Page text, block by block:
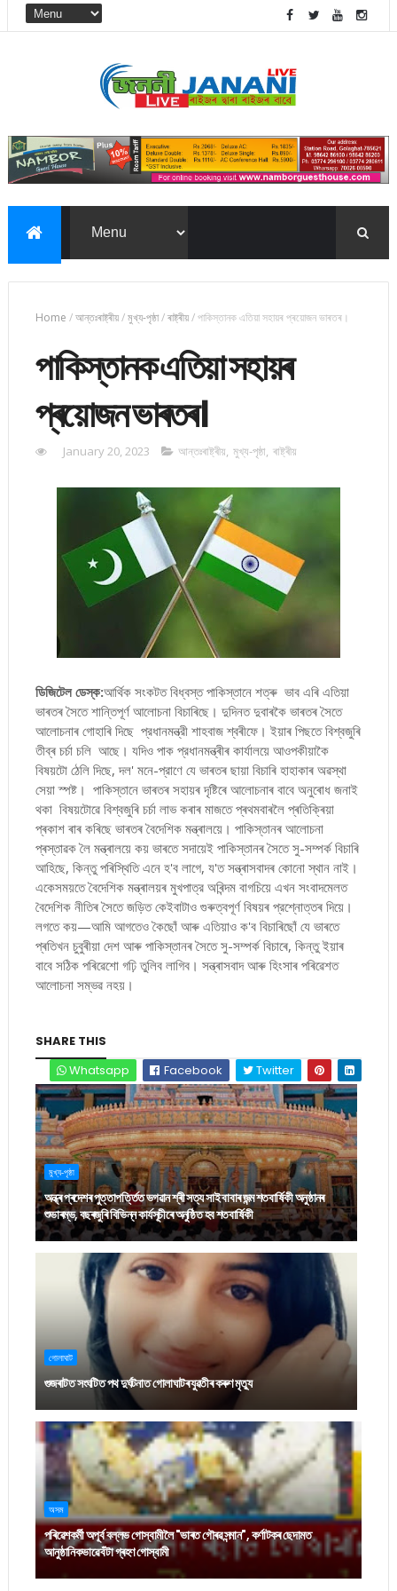
Home /আন্তঃৰাষ্ট্ৰীয়/মুখ্য-পৃষ্ঠা/ৰাষ্ট্ৰীয়/পাকিস্তানক এতিয়া সহায়ৰ প্ৰয়োজন ভাৰতৰ।
পাকিস্তানক এতিয়া সহায়ৰ
প্ৰয়োজন ভাৰতৰ।
January 20, 2023 আন্তঃৰাষ্ট্ৰীয় মুখ্য-পৃষ্ঠা ৰাষ্ট্ৰীয়
ডিজিটেল ডেস্ক:আর্থিক সংকটত বিধ্বস্ত পাকিস্তানে শত্ৰু ভাব এৰি এতিয়া
ভাৰতৰ সৈতে শান্তিপূর্ণ আলোচনা বিচাৰিছে। দুদিনত দুবাৰকৈ ভাৰতৰ সৈতে
আলোচনাৰ গোহাৰি দিছে প্রধানমন্ত্রী শাহবাজ শ্বৰীফে। ইয়াৰ পিছতে বিশ্বজুৰি
তীব্ৰ চৰ্চা চলি আছে। যদিও পাক প্রধানমন্ত্ৰীৰ কাৰ্যালয়ে আওপকীয়াকৈ
বিষয়টো ঠেলি দিছে, দল' মনে-প্রাণে যে ভাৰতৰ ছায়া বিচাৰি হাহাকাৰ অৱস্থা
সেয়া স্পষ্ট। পাকিস্তানে ভাৰতৰ সহায়ৰ দৃষ্টিৰে আলোচনাৰ বাবে অনুৰোধ জনাই
থকা বিষয়টোৱে বিশ্বজুৰি চৰ্চা লাভ কৰাৰ মাজতে প্ৰথমবাৰলৈ প্ৰতিক্ৰিয়া
প্ৰকাশ ৰাৰ কৰিছে ভাৰতৰ বৈদেশিক মন্ত্ৰালয়ে। পাকিস্তানৰ আলোচনা
প্ৰস্তাৱক লৈ মন্ত্ৰালয়ে কয় ভাৰতে সদায়েই পাকিস্তানৰ সৈতে সু-সম্পৰ্ক বিচাৰি
আহিছে, কিন্তু পৰিস্থিতি এনে হ'ব লাগে, য'ত সন্ত্ৰাসবাদৰ কোনো স্থান নাই।
একেসময়তে বৈদেশিক মন্ত্ৰালয়ৰ মুখপাত্র অৰিন্দম বাগচিয়ে এখন সংবাদমেলত
বৈদেশিক নীতিৰ সৈতে জড়িত কেইবাটাও গুৰুত্বপূৰ্ণ বিষয়ৰ প্রশ্নোত্তৰ দিয়ে।
লগতে কয়—আমি আগতেও কৈছোঁ আৰু এতিয়াও ক'ব বিচাৰিছোঁ যে ভাৰতে
প্ৰতিখন চুবুৰীয়া দেশ আৰু পাকিস্তানৰ সৈতে সু-সম্পৰ্ক বিচাৰে, কিন্তু ইয়াৰ
বাবে সঠিক পৰিৱেশো গঢ়ি তুলিব লাগিব। সন্ত্ৰাসবাদ আৰু হিংসাৰ পৰিৱেশত
আলোচনা সম্ভৱ নহয়।
SHARE THIS
Whatsapp
Facebook Twitter
মুখ্য-পৃষ্ঠা
অন্ধ্ৰ প্ৰদেশৰ পুত্তাপৰ্ত্তিত ভগৱান শ্ৰী সত্য সাই বাবাৰ জন্ম শতবাৰ্ষিকী অনুষ্ঠানৰ
শুভাৰম্ভ, বছৰজুৰি বিভিন্ন কাৰ্যসূচীৰে অনুষ্ঠিত হব শতবাৰ্ষিকী
গোলাঘাট
গুজৰাটত সংঘটিত পথ দুৰ্ঘটনাত গোলাঘাটৰ যুৱতীৰ কৰুণ মৃত্যু
অসম
পৰিৱেশকৰ্মী অপূৰ্ব বল্লভ গোস্বামীলৈ "ভাৰত গৌৰৱ সন্মান", কৰ্ণাটকৰ ছেদামত
আনুষ্ঠানিকভাৱে বঁটা গ্ৰহণ গোস্বামী